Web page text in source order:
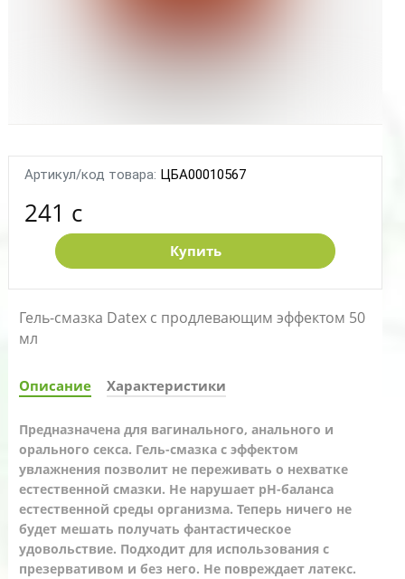
Артикул/код товара: ЦБА00010567
241 c
Купить
Гель-смазка Datex c продлевающим эффектом 50
мл
Описание Характеристики
Предназначена для вагинального, анального и
орального секса. Гель-смазка с эффектом
увлажнения позволит не переживать о нехватке
естественной смазки. Не нарушает pH-баланса
естественной среды организма. Теперь ничего не
будет мешать получать фантастическое
удовольствие. Подходит для использования с
презервативом и без него. Не повреждает латекс.